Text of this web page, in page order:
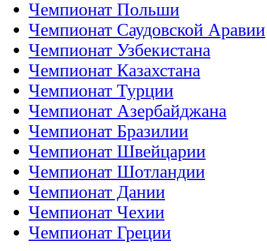
Чемпионат Польши
Чемпионат Саудовской Аравии
Чемпионат Узбекистана
Чемпионат Казахстана
Чемпионат Турции
Чемпионат Азербайджана
Чемпионат Бразилии
Чемпионат Швейцарии
Чемпионат Шотландии
Чемпионат Дании
Чемпионат Чехии
Чемпионат Греции